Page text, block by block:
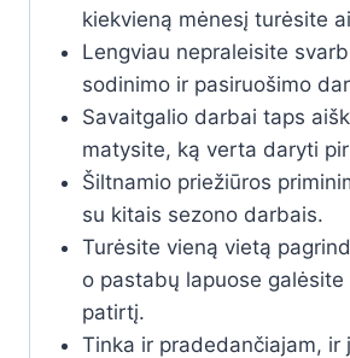
kiekvieną mėnesį turėsite
Lengviau nepraleisite
sodinimo ir pasiruošimo
Savaitgalio darbai taps
matysite, ką verta daryti
Šiltnamio priežiūros
su kitais sezono darbais.
Turėsite vieną vietą
o pastabų lapuose
patirtį.
Tinka ir pradedančiajam, ir